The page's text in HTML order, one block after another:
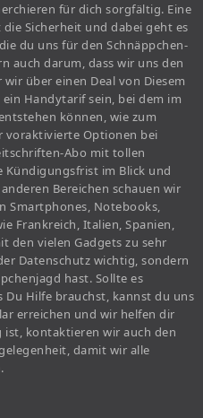
für dich sorgfältig. Eine
Sicherheit und dabei geht es
du uns für den Schnäppchen-
auch darum, dass wir uns den
über einen Deal von Diesem
Handytarif sein, bei dem im
können, wie zum
voraktivierte Optionen bei
Abo mit tollen
Kündigungsfrist im Blick und
Bereichen schauen wir
Smartphones, Notebooks,
Frankreich, Italien, Spanien,
den vielen Gadgets zu sehr
Datenschutz wichtig, sondern
hast. Sollte es
Du Hilfe brauchst, kannst du uns
erreichen und wir helfen dir
ist, kontaktieren wir auch den
damit wir alle